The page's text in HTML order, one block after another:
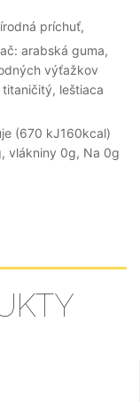
príchuť,
arabská guma,
výťažkov
leštiaca
(670 kJ160kcal)
vlákniny 0g, Na 0g